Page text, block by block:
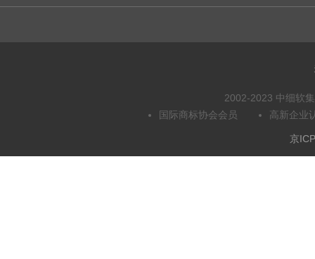
2002-2023 中细软
国际商标协会会员
高新企业
京